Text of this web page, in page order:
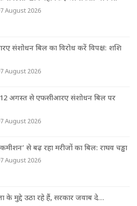
August 2026
संशोधन बिल का विरोध करें विपक्ष: शशि
August 2026
अगस्त से एफसीआरए संशोधन बिल पर
August 2026
से बढ़ रहा मरीजों का बिल: राघव चड्ढा
August 2026
के मुद्दे उठा रहे हैं, सरकार जवाब दे…